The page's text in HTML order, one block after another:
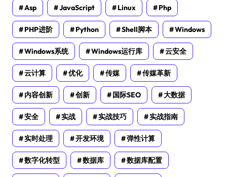
Asp JavaScript Linux Php
PHP进阶 Python Shell脚本 Windows
Windows系统 Windows运行库 云安全
云计算 优化 传媒 传媒革新
内容创新 创新 国际SEO 大数据
安全 实战 实战技巧 实战指南
实时处理 开发环境 弹性计算
数字化转型 数据库 数据库配置